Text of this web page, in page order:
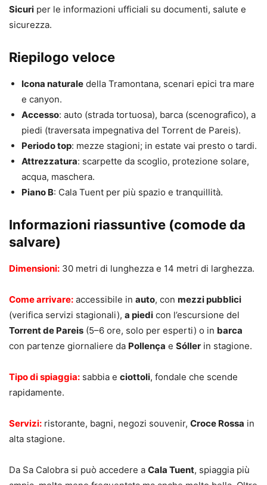
Sicuri per le informazioni ufficiali su documenti, salute e
sicurezza.
Riepilogo veloce
Icona naturale della Tramontana, scenari epici tra mare
e canyon.
Accesso: auto (strada tortuosa), barca (scenografico), a
piedi (traversata impegnativa del Torrent de Pareis).
Periodo top: mezze stagioni; in estate vai presto o tardi.
Attrezzatura: scarpette da scoglio, protezione solare,
acqua, maschera.
Piano B: Cala Tuent per più spazio e tranquillità.
Informazioni riassuntive (comode da
salvare)
Dimensioni: 30 metri di lunghezza e 14 metri di larghezza.
Come arrivare: accessibile in auto, con mezzi pubblici
(verifica servizi stagionali), a piedi con l’escursione del
Torrent de Pareis (5–6 ore, solo per esperti) o in barca
con partenze giornaliere da Pollença e Sóller in stagione.
Tipo di spiaggia: sabbia e ciottoli, fondale che scende
rapidamente.
Servizi: ristorante, bagni, negozi souvenir, Croce Rossa in
alta stagione.
Da Sa Calobra si può accedere a Cala Tuent, spiaggia più